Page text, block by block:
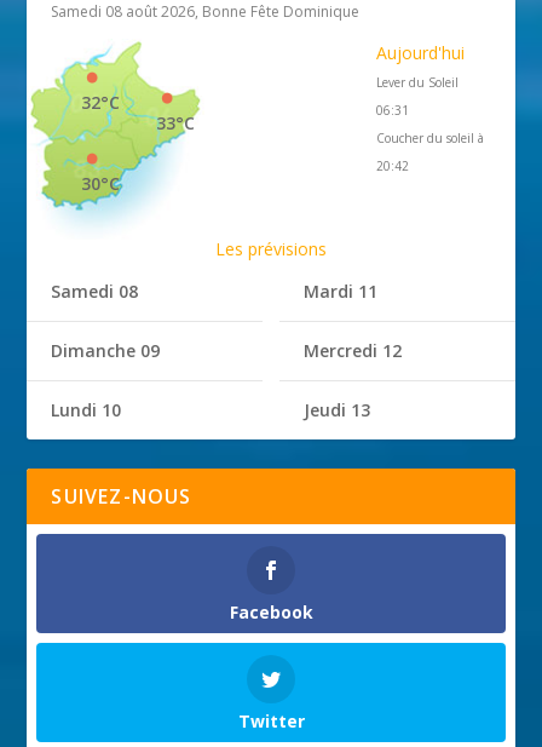
Samedi 08 août 2026, Bonne Fête Dominique
33°C
32°C
30°C
Aujourd'hui
Lever du Soleil
06:31
Coucher du soleil à
20:42
Les prévisions
Samedi 08
Dimanche 09
Lundi 10
Mardi 11
Mercredi 12
Jeudi 13
SUIVEZ-NOUS
Facebook
Twitter